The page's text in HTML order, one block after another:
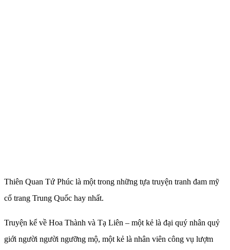
Thiên Quan Tứ Phúc là một trong những tựa truyện tranh đam mỹ
cổ trang Trung Quốc hay nhất.
Truyện kể về Hoa Thành và Tạ Liên – một kẻ là đại quý nhân quỷ
giới người người ngưỡng mộ, một kẻ là nhân viên công vụ lượm